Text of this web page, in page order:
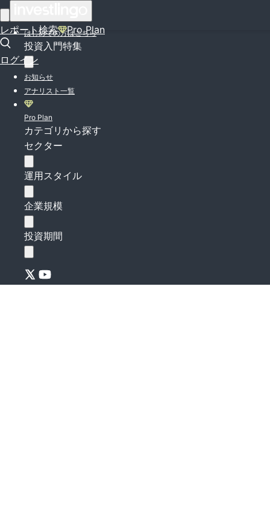
レポート検索 Pro Plan
ログイン
はじめての方はこちら
投資入門特集
お知らせ
アナリスト一覧
Pro Plan
カテゴリから探す
セクター
運用スタイル
企業規模
投資期間